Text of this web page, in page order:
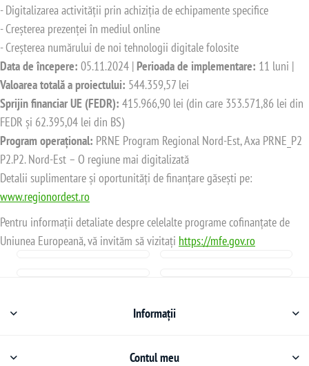
- Digitalizarea activității prin achiziția de echipamente specifice
- Creșterea prezenței în mediul online
- Creșterea numărului de noi tehnologii digitale folosite
Data de începere: 05.11.2024 | Perioada de implementare: 11 luni |
Valoarea totală a proiectului: 544.359,57 lei
Sprijin financiar UE (FEDR): 415.966,90 lei (din care 353.571,86 lei din
FEDR și 62.395,04 lei din BS)
Program operațional: PRNE Program Regional Nord-Est, Axa PRNE_P2
P2.P2. Nord-Est – O regiune mai digitalizată
Detalii suplimentare și oportunități de finanțare găsești pe:
www.regionordest.ro
Pentru informații detaliate despre celelalte programe cofinanțate de
Uniunea Europeană, vă invităm să vizitați https://mfe.gov.ro
Informații
Contul meu